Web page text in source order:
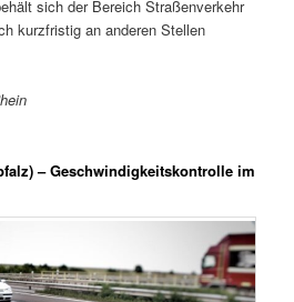
sich der Bereich Straßenverkehr
kurzfristig an anderen Stellen
– Geschwindigkeitskontrolle im